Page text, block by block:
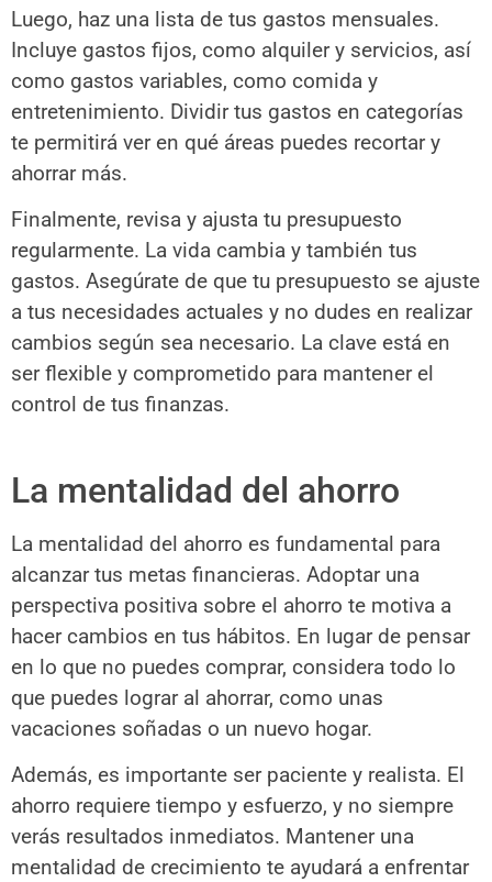
Luego, haz una lista de tus gastos mensuales.
Incluye gastos fijos, como alquiler y servicios, así
como gastos variables, como comida y
entretenimiento. Dividir tus gastos en categorías
te permitirá ver en qué áreas puedes recortar y
ahorrar más.
Finalmente, revisa y ajusta tu presupuesto
regularmente. La vida cambia y también tus
gastos. Asegúrate de que tu presupuesto se ajuste
a tus necesidades actuales y no dudes en realizar
cambios según sea necesario. La clave está en
ser flexible y comprometido para mantener el
control de tus finanzas.
La mentalidad del ahorro
La mentalidad del ahorro es fundamental para
alcanzar tus metas financieras. Adoptar una
perspectiva positiva sobre el ahorro te motiva a
hacer cambios en tus hábitos. En lugar de pensar
en lo que no puedes comprar, considera todo lo
que puedes lograr al ahorrar, como unas
vacaciones soñadas o un nuevo hogar.
Además, es importante ser paciente y realista. El
ahorro requiere tiempo y esfuerzo, y no siempre
verás resultados inmediatos. Mantener una
mentalidad de crecimiento te ayudará a enfrentar